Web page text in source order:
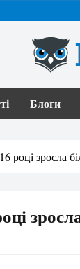
Блоги
році зросла